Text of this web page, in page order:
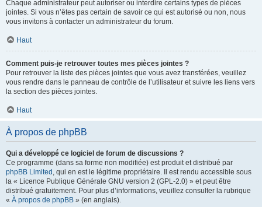
Chaque administrateur peut autoriser ou interdire certains types de pièces
jointes. Si vous n’êtes pas certain de savoir ce qui est autorisé ou non, nous
vous invitons à contacter un administrateur du forum.
Haut
Comment puis-je retrouver toutes mes pièces jointes ?
Pour retrouver la liste des pièces jointes que vous avez transférées, veuillez
vous rendre dans le panneau de contrôle de l’utilisateur et suivre les liens vers
la section des pièces jointes.
Haut
À propos de phpBB
Qui a développé ce logiciel de forum de discussions ?
Ce programme (dans sa forme non modifiée) est produit et distribué par
phpBB Limited , qui en est le légitime propriétaire. Il est rendu accessible sous
la « Licence Publique Générale GNU version 2 (GPL-2.0) » et peut être
distribué gratuitement. Pour plus d’informations, veuillez consulter la rubrique
« À propos de phpBB » (en anglais).